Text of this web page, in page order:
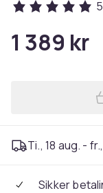
1 389 kr
Ti., 18 aug. -
Sikker